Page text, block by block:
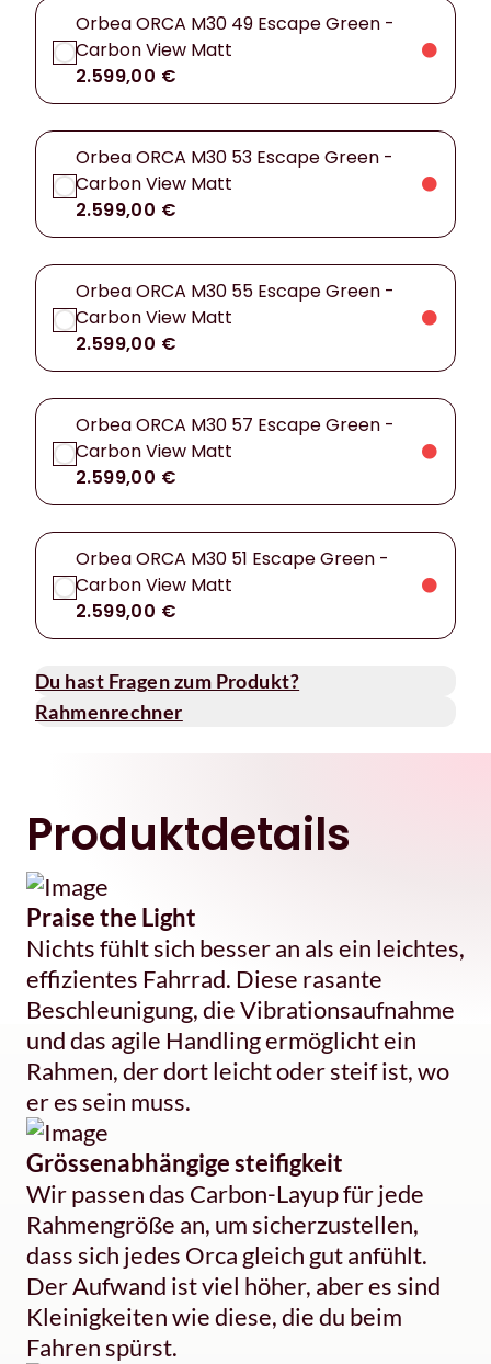
Orbea ORCA M30 49 Escape Green -
Carbon View Matt
2.599,00 €
Orbea ORCA M30 53 Escape Green -
Carbon View Matt
2.599,00 €
Orbea ORCA M30 55 Escape Green -
Carbon View Matt
2.599,00 €
Orbea ORCA M30 57 Escape Green -
Carbon View Matt
2.599,00 €
Orbea ORCA M30 51 Escape Green -
Carbon View Matt
2.599,00 €
Du hast Fragen zum Produkt?
Rahmenrechner
Produktdetails
Praise the Light
Nichts fühlt sich besser an als ein leichtes,
effizientes Fahrrad. Diese rasante
Beschleunigung, die Vibrationsaufnahme
und das agile Handling ermöglicht ein
Rahmen, der dort leicht oder steif ist, wo
er es sein muss.
Grössenabhängige steifigkeit
Wir passen das Carbon-Layup für jede
Rahmengröße an, um sicherzustellen,
dass sich jedes Orca gleich gut anfühlt.
Der Aufwand ist viel höher, aber es sind
Kleinigkeiten wie diese, die du beim
Fahren spürst.